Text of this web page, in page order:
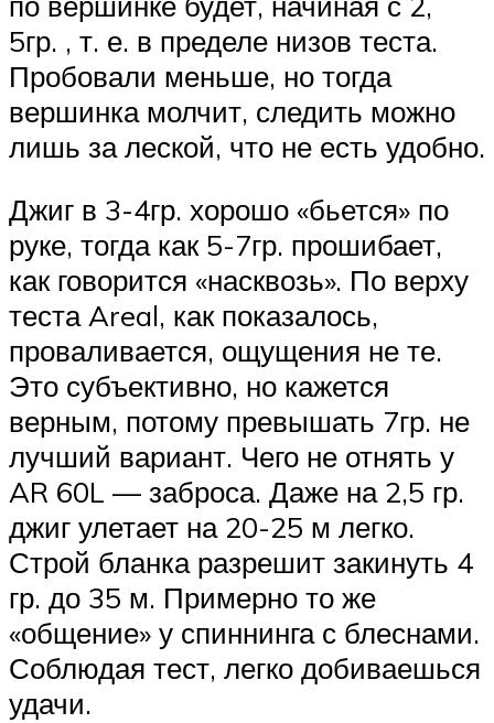
5гр. , т. е. в пределе низов теста.
Пробовали меньше, но тогда
вершинка молчит, следить можно
лишь за леской, что не есть удобно.
Джиг в 3-4гр. хорошо «бьется» по
руке, тогда как 5-7гр. прошибает,
как говорится «насквозь». По верху
теста Areal, как показалось,
проваливается, ощущения не те.
Это субъективно, но кажется
верным, потому превышать 7гр. не
лучший вариант. Чего не отнять у
AR 60L — заброса. Даже на 2,5 гр.
джиг улетает на 20-25 м легко.
Строй бланка разрешит закинуть 4
гр. до 35 м. Примерно то же
«общение» у спиннинга с блеснами.
Соблюдая тест, легко добиваешься
удачи.